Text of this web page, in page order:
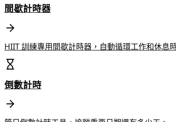
間歇計時器
HIIT 訓練專用間歇計時器，自動循環工作和休息
倒數計時